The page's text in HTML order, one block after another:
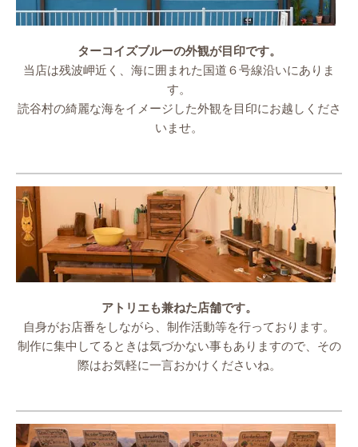
ターコイズブルーの外観が目印です。
当店は残波岬近く、海に囲まれた国道６号線沿いにありま
す。
読谷村の綺麗な海をイメージした外観を目印にお越しくださ
いませ。
アトリエも兼ねた店舗です。
自身がお店番をしながら、制作活動等を行っております。
制作に集中してるときは気づかない事もありますので、その
際はお気軽に一言おかけくださいね。